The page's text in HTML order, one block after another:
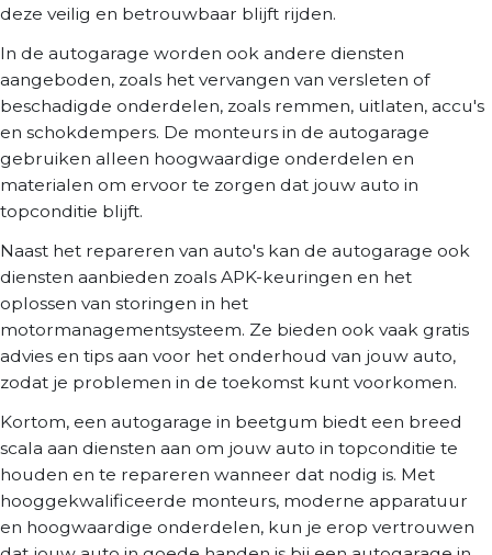
deze veilig en betrouwbaar blijft rijden.
In de autogarage worden ook andere diensten
aangeboden, zoals het vervangen van versleten of
beschadigde onderdelen, zoals remmen, uitlaten, accu's
en schokdempers. De monteurs in de autogarage
gebruiken alleen hoogwaardige onderdelen en
materialen om ervoor te zorgen dat jouw auto in
topconditie blijft.
Naast het repareren van auto's kan de autogarage ook
diensten aanbieden zoals APK-keuringen en het
oplossen van storingen in het
motormanagementsysteem. Ze bieden ook vaak gratis
advies en tips aan voor het onderhoud van jouw auto,
zodat je problemen in de toekomst kunt voorkomen.
Kortom, een autogarage in beetgum biedt een breed
scala aan diensten aan om jouw auto in topconditie te
houden en te repareren wanneer dat nodig is. Met
hooggekwalificeerde monteurs, moderne apparatuur
en hoogwaardige onderdelen, kun je erop vertrouwen